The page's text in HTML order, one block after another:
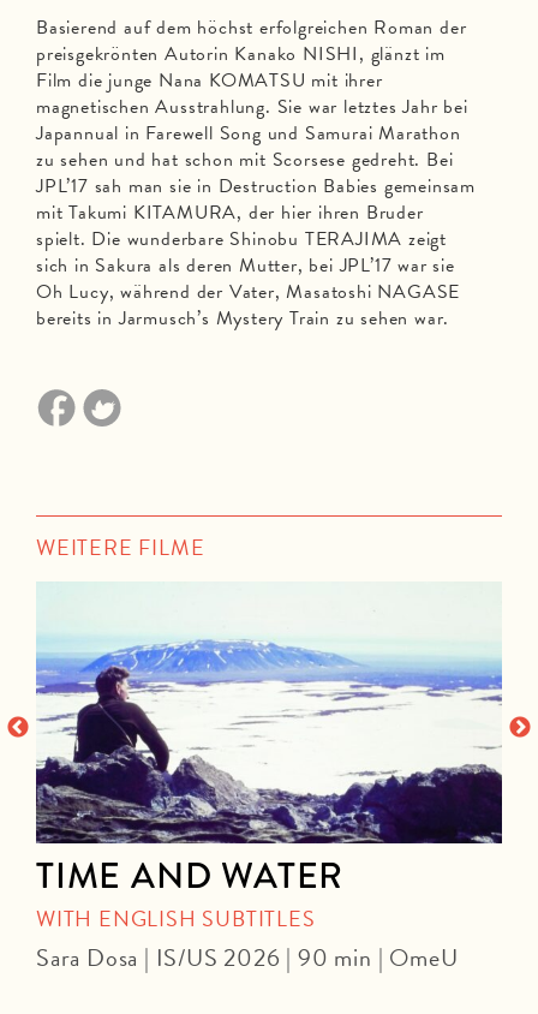
Basierend auf dem höchst erfolgreichen Roman der
preisgekrönten Autorin Kanako NISHI, glänzt im
Film die junge Nana KOMATSU mit ihrer
magnetischen Ausstrahlung. Sie war letztes Jahr bei
Japannual in Farewell Song und Samurai Marathon
zu sehen und hat schon mit Scorsese gedreht. Bei
JPL’17 sah man sie in Destruction Babies gemeinsam
mit Takumi KITAMURA, der hier ihren Bruder
spielt. Die wunderbare Shinobu TERAJIMA zeigt
sich in Sakura als deren Mutter, bei JPL’17 war sie
Oh Lucy, während der Vater, Masatoshi NAGASE
bereits in Jarmusch’s Mystery Train zu sehen war.
WEITERE FILME
TIME AND WATER
WITH ENGLISH SUBTITLES
Sara Dosa | IS/US 2026 | 90 min | OmeU